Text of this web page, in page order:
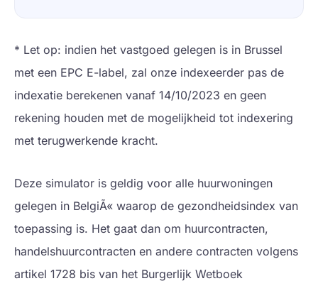
* Let op: indien het vastgoed gelegen is in Brussel
met een EPC E-label, zal onze indexeerder pas de
indexatie berekenen vanaf 14/10/2023 en geen
rekening houden met de mogelijkheid tot indexering
met terugwerkende kracht.
Deze simulator is geldig voor alle huurwoningen
gelegen in BelgiÃ« waarop de gezondheidsindex van
toepassing is. Het gaat dan om huurcontracten,
handelshuurcontracten en andere contracten volgens
artikel 1728 bis van het Burgerlijk Wetboek